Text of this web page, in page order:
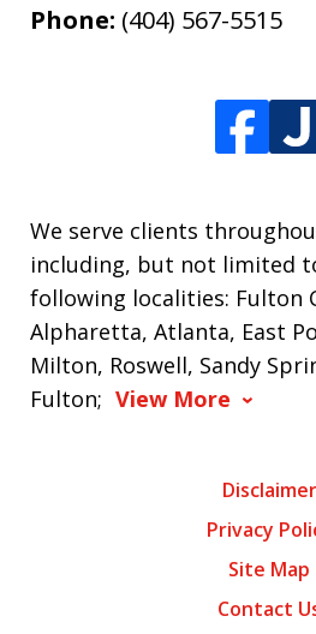
Phone: (404) 567-5515
We serve clients
including, but not limited
following localities: Fulton
Alpharetta, Atlanta, East
Milton, Roswell, Sandy
Fulton; View More
Disclaimer
Privacy
Site Map
Contact